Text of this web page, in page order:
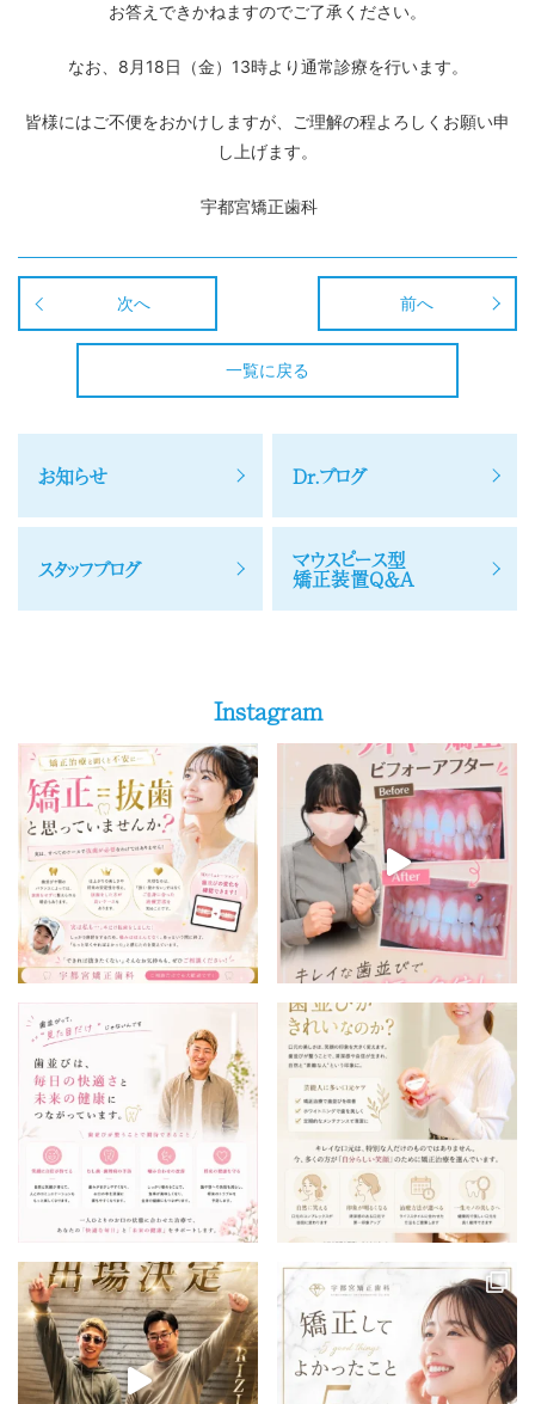
お答えできかねますのでご了承ください。
なお、8月18日（金）13時より通常診療を行います。
皆様にはご不便をおかけしますが、ご理解の程よろしくお願い申
し上げます。
宇都宮矯正歯科
次へ 前へ
一覧に戻る
お知らせ Dr.ブログ
スタッフブログ マウスピース型
矯正装置Q＆A
Instagram